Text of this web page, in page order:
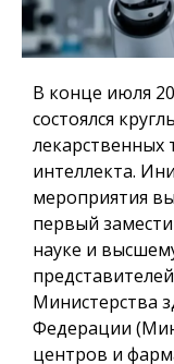
В конце июля
состоялся
лекарственных
интеллекта.
мероприятия
первый
науке и
Министерства
Федерации
центров и